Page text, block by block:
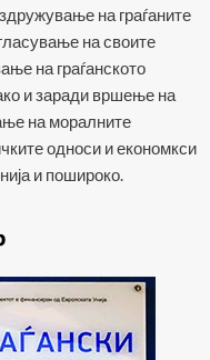
на граѓаните
на своите
на граѓанското
и заради вршење на
на моралните
односи и економкси
и пошироко.